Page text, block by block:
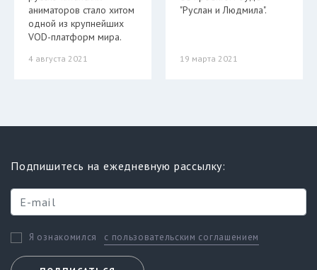
аниматоров стало хитом
одной из крупнейших
VOD-платформ мира.
4 августа 2021
"Руслан и Людмила".
19 марта 2021
Подпишитесь на ежедневную рассылку:
Я ознакомился с пользовательским соглашением